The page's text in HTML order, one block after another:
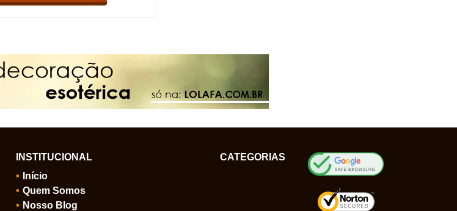
INSTITUCIONAL
Início
Quem Somos
Nosso Blog
CATEGORIAS